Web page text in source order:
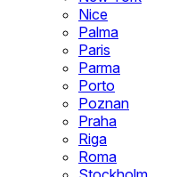
Nice
Palma
Paris
Parma
Porto
Poznan
Praha
Riga
Roma